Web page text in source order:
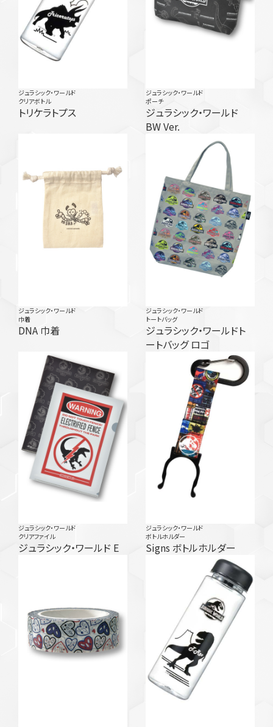
ジュラシック・ワールド
クリアボトル
トリケラトプス
ジュラシック・ワールド
ポーチ
ジュラシック・ワールド
BW Ver.
ジュラシック・ワールド
巾着
DNA 巾着
ジュラシック・ワールド
トートバッグ
ジュラシック・ワールドト
ートバッグ ロゴ
ジュラシック・ワールド
クリアファイル
ジュラシック・ワールド E
ジュラシック・ワールド
ボトルホルダー
Signs ボトルホルダー